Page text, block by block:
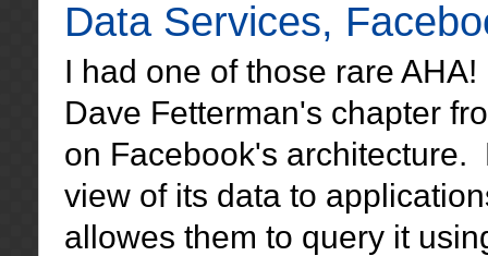
Data Services,
I had one of those rare
Dave Fetterman's chapter
on Facebook's
view of its data to
allowes them to query it